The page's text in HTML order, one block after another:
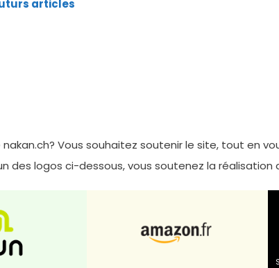
articles
Vous souhaitez soutenir le site, tout en
des logos ci-dessous, vous soutenez la